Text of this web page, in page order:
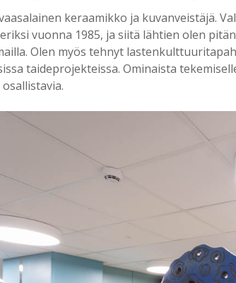
keraamikko ja kuvanveistäjä.
vuonna 1985, ja siitä lähtien olen
Olen myös tehnyt
taideprojekteissa. Ominaista